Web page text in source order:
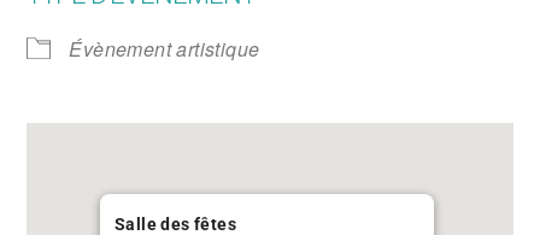
Évènement artistique
Salle des fêtes